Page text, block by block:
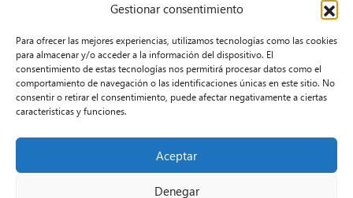
Gestionar consentimiento
Para ofrecer las mejores experiencias, utilizamos tecnologías como las cookies
para almacenar y/o acceder a la información del dispositivo. El
consentimiento de estas tecnologías nos permitirá procesar datos como el
comportamiento de navegación o las identificaciones únicas en este sitio. No
consentir o retirar el consentimiento, puede afectar negativamente a ciertas
características y funciones.
Aceptar
Denegar
CONTACTA CON NOSOTROS